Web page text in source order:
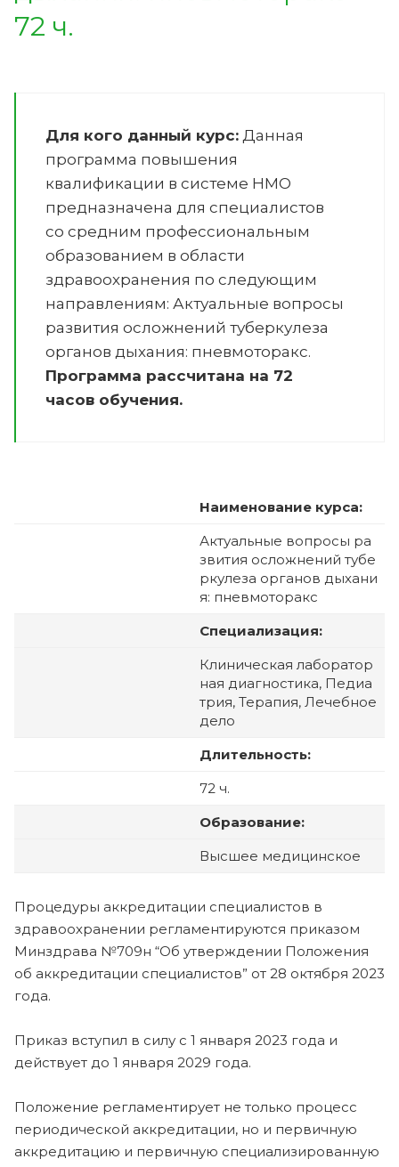
72 ч.
Для кого данный курс: Данная
программа повышения
квалификации в системе НМО
предназначена для специалистов
со средним профессиональным
образованием в области
здравоохранения по следующим
направлениям: Актуальные вопросы
развития осложнений туберкулеза
органов дыхания: пневмоторакс.
Программа рассчитана на 72
часов обучения.
Наименование курса:
Актуальные вопросы ра
звития осложнений тубе
ркулеза органов дыхани
я: пневмоторакс
Специализация:
Клиническая лаборатор
ная диагностика, Педиа
трия, Терапия, Лечебное
дело
Длительность:
72 ч.
Образование:
Высшее медицинское
Процедуры аккредитации специалистов в
здравоохранении регламентируются приказом
Минздрава №709н “Об утверждении Положения
об аккредитации специалистов” от 28 октября 2023
года.
Приказ вступил в силу с 1 января 2023 года и
действует до 1 января 2029 года.
Положение регламентирует не только процесс
периодической аккредитации, но и первичную
аккредитацию и первичную специализированную